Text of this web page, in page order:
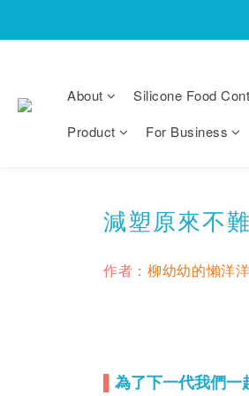
About Silicone Food
Product
For Business
減塑原來不
作者： 柳幼幼的懶洋
為了下一代我們一